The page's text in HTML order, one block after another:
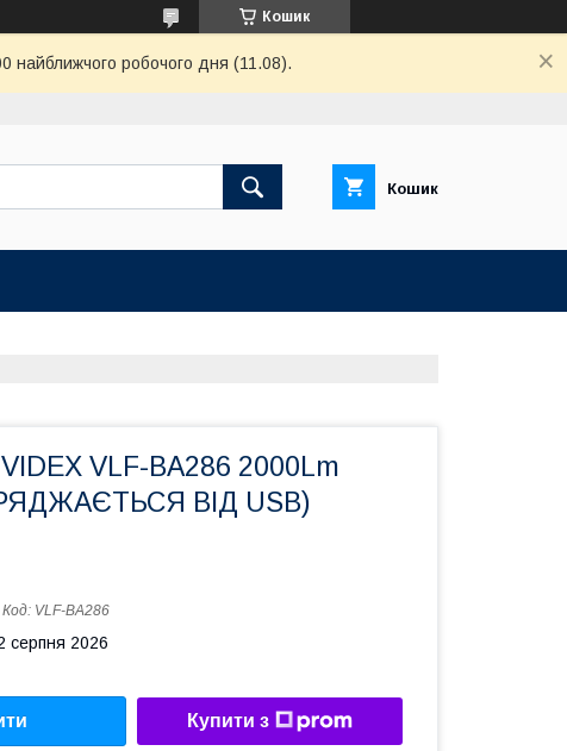
Кошик
найближчого робочого дня (11.08).
Кошик
VLF-BA286 2000Lm
ВІД USB)
Код: VLF-BA286
серпня 2026
Купити з